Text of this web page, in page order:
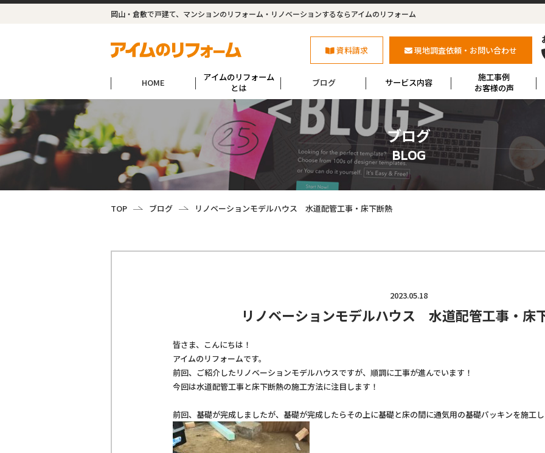
岡山・倉敷で戸建て、マンションのリフォーム・ リノベーションするならアイムのリフォーム
資料請求 現地調査依頼・お問い合わせ
HOME
アイムのリフォーム
とは
ブログ サービス内容
施工事例
お客様の声
ブログ
BLOG
TOP ブログ リノベーションモデルハウス 水道配管工事・床下断熱
2023.05.18
リノベーションモデルハウス 水道配管工事・床
皆さま、こんにちは！
アイムのリフォームです。
前回、ご紹介したリノベーションモデルハウスですが、順調に工事が進んでいます！
今回は水道配管工事と床下断熱の施工方法に注目します！
前回、基礎が完成しましたが、基礎が完成したらその上に基礎と床の間に通気用の基礎パッキンを施工し